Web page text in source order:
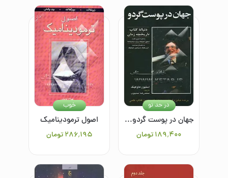
جهان در پوست گردو: دنباله کتاب تاریخچه زمان
۱۸۹٬۴۰۰تومان
در حد نو
اصول ترمودینامیک
۲۸۶٬۱۹۵تومان
خوب